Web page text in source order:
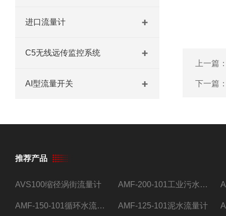
进口流量计
C5无线远传监控系统
AI型流量开关
上一篇
下一篇
推荐产品
AVS100缩径涡街流量计 AMF-200-101工业污水流量计
AMF-150-101循环水流量计,电磁流量计 AMF-125-101泥水流量计